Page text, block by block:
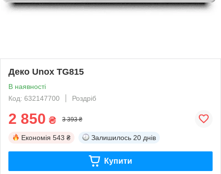
Деко Unox TG815
В наявності
Код: 632147700
Роздріб
2 850 ₴ 3 393 ₴
Економія 543 ₴ Залишилось 20 днів
Купити